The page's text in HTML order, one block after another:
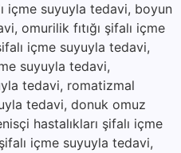
içme suyuyla tedavi, boyun
omurilik fıtığı şifalı içme
içme suyuyla tedavi,
suyuyla tedavi,
tedavi, romatizmal
tedavi, donuk omuz
hastalıkları şifalı içme
içme suyuyla tedavi,